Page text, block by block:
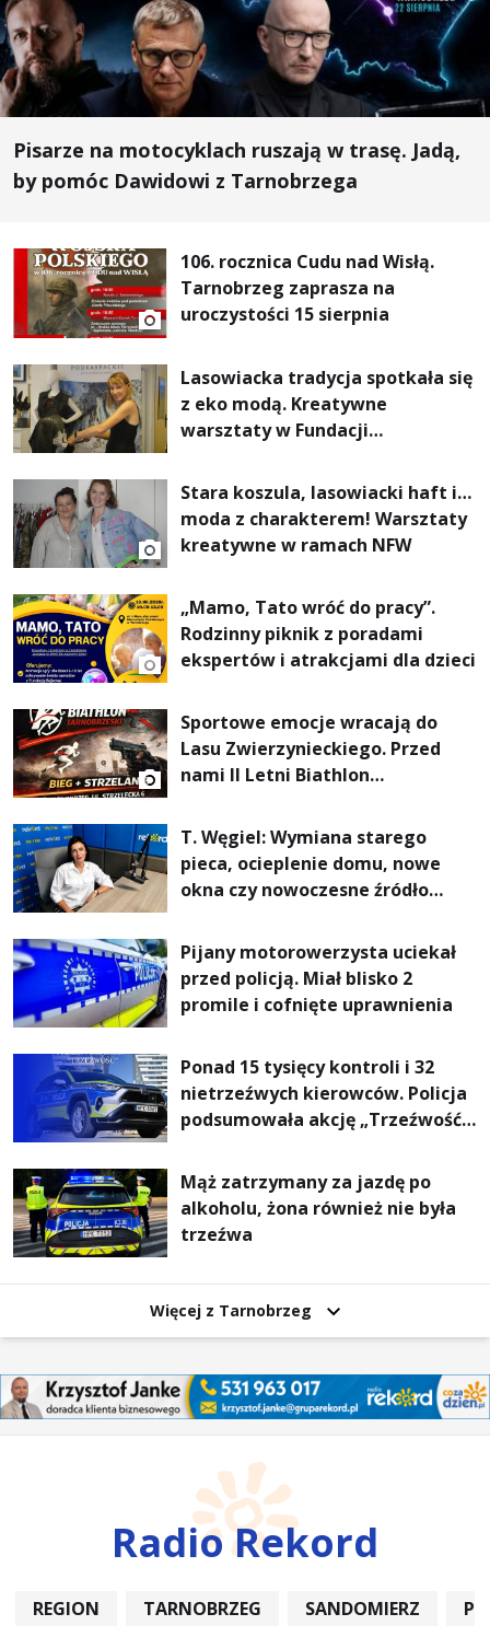
Pisarze na motocyklach ruszają w trasę. Jadą,
by pomóc Dawidowi z Tarnobrzega
106. rocznica Cudu nad Wisłą.
Tarnobrzeg zaprasza na
uroczystości 15 sierpnia
Lasowiacka tradycja spotkała się
z eko modą. Kreatywne
warsztaty w Fundacji
Stara koszula, lasowiacki haft i…
moda z charakterem! Warsztaty
kreatywne w ramach NFW
„Mamo, Tato wróć do pracy”.
Rodzinny piknik z poradami
ekspertów i atrakcjami dla dzieci
Sportowe emocje wracają do
Lasu Zwierzynieckiego. Przed
nami II Letni Biathlon
T. Węgiel: Wymiana starego
pieca, ocieplenie domu, nowe
okna czy nowoczesne źródło
rachunki za energię, lepszy
komfort życia i... czystsze
powietrze
Pijany motorowerzysta uciekał
przed policją. Miał blisko 2
promile i cofnięte uprawnienia
Ponad 15 tysięcy kontroli i 32
nietrzeźwych kierowców. Policja
podsumowała akcję „Trzeźwość”
Mąż zatrzymany za jazdę po
alkoholu, żona również nie była
trzeźwa
Więcej z Tarnobrzeg
Radio Rekord
REGION TARNOBRZEG SANDOMIERZ